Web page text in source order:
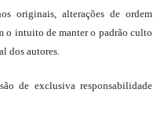
originais, alterações de ordem
o intuito de manter o padrão culto
dos autores.
de exclusiva responsabilidade